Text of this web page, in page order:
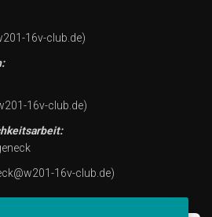
16v-club.de)
16v-club.de)
16v-club.de)